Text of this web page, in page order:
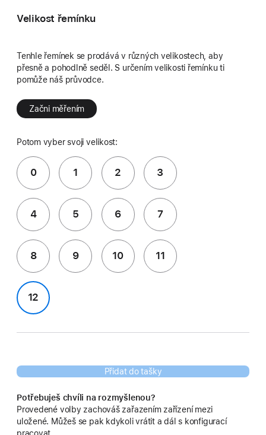
Velikost řemínku
Tenhle řemínek se prodává v různých velikostech, aby
přesně a pohodlně seděl. S určením velikosti řemínku ti
pomůže náš průvodce.
Začni měřením
Potom vyber svoji velikost:
0 1 2 3
4 5 6 7
8 9 10 11
12
Přidat do tašky
Potřebuješ chvíli na rozmyšlenou?
Provedené volby zachováš zařazením zařízení mezi
uložené. Můžeš se pak kdykoli vrátit a dál s konfigurací
pracovat.